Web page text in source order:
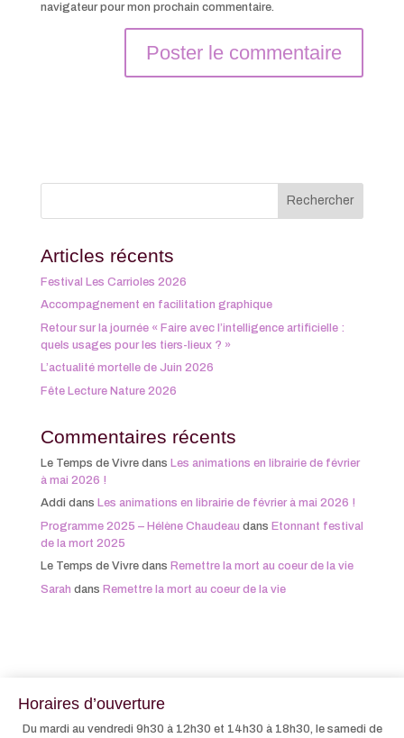
navigateur pour mon prochain commentaire.
Articles récents
Festival Les Carrioles 2026
Accompagnement en facilitation graphique
Retour sur la journée « Faire avec l’intelligence artificielle :
quels usages pour les tiers-lieux ? »
L’actualité mortelle de Juin 2026
Fête Lecture Nature 2026
Commentaires récents
Le Temps de Vivredans Les animations en librairie de février
à mai 2026 !
Addi dans Les animations en librairie de février à mai 2026 !
Programme 2025 – Hélène Chaudeau dans Etonnant festival
de la mort 2025
Le Temps de Vivredans Remettre la mort au coeur de la vie
Sarah dans Remettre la mort au coeur de la vie
Horaires d’ouverture
Du mardi au vendredi 9h30 à 12h30 et 14h30 à 18h30, le samedi de